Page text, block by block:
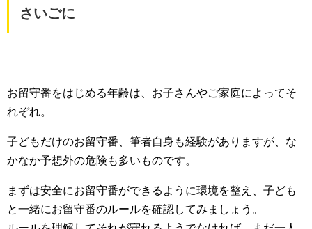
さいごに
お留守番をはじめる年齢は、お子さんやご家庭によってそ
れぞれ。
子どもだけのお留守番、筆者自身も経験がありますが、な
かなか予想外の危険も多いものです。
まずは安全にお留守番ができるように環境を整え、子ども
と一緒にお留守番のルールを確認してみましょう。